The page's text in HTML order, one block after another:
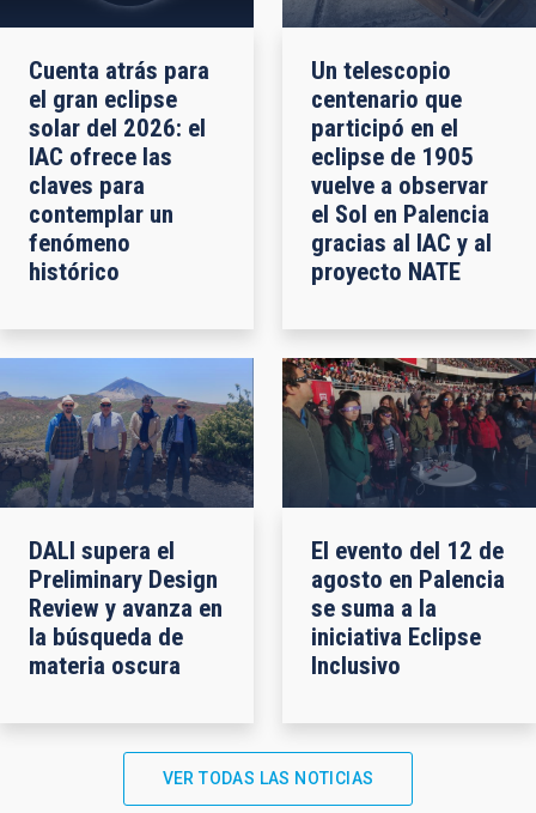
Cuenta atrás para
el gran eclipse
solar del 2026: el
IAC ofrece las
claves para
contemplar un
fenómeno
histórico
Un telescopio
centenario que
participó en el
eclipse de 1905
vuelve a observar
el Sol en Palencia
gracias al IAC y al
proyecto NATE
DALI supera el
Preliminary Design
Review y avanza en
la búsqueda de
materia oscura
El evento del 12 de
agosto en Palencia
se suma a la
iniciativa Eclipse
Inclusivo
VER TODAS LAS NOTICIAS